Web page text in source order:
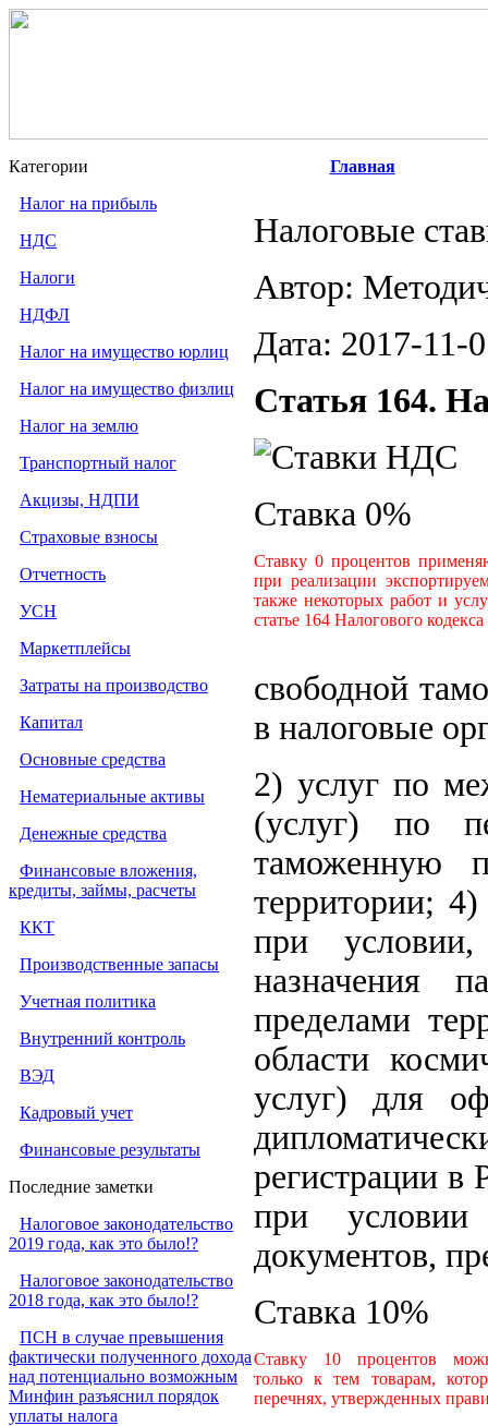
Категории
Налог на прибыль
НДС
Налоги
НДФЛ
Налог на имущество юрлиц
Налог на имущество физлиц
Налог на землю
Транспортный налог
Акцизы, НДПИ
Страховые взносы
Отчетность
УСН
Маркетплейсы
Затраты на производство
Капитал
Основные средства
Нематериальные активы
Денежные средства
Финансовые вложения,
кредиты, займы, расчеты
ККТ
Производственные запасы
Учетная политика
Внутренний контроль
ВЭД
Кадровый учет
Финансовые результаты
Последние заметки
Налоговое законодательство
2019 года, как это было!?
Налоговое законодательство
2018 года, как это было!?
ПСН в случае превышения
фактически полученного дохода
над потенциально возможным
Минфин разъяснил порядок
уплаты налога
Главная
Налоговые
Автор:
Дата: 2017-11-
Статья 164.
Ставка 0%
Ставку 0 процентов
при реализации
также некоторых работ и
статье 164 Налогового кодекса
свободной
в налоговые
2) услуг по
(услуг) по
таможенную
территории;
при
назначения
пределами
области
услуг) для
регистрации в
при условии
документов,
Ставка 10%
Ставку 10 процентов
только к тем товарам,
перечнях, утвержденных